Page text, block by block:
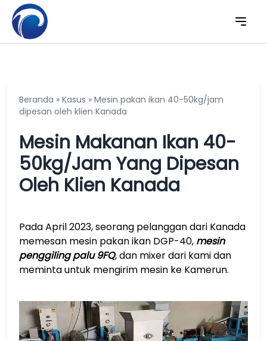
Beranda » Kasus » Mesin pakan ikan 40-50kg/jam
dipesan oleh klien Kanada
Mesin Makanan Ikan 40-
50kg/jam Yang Dipesan
Oleh Klien Kanada
Pada April 2023, seorang pelanggan dari Kanada
memesan mesin pakan ikan DGP-40, mesin
penggiling palu 9FQ, dan mixer dari kami dan
meminta untuk mengirim mesin ke Kamerun.